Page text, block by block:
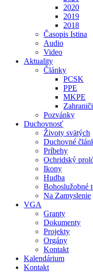
2020
2019
2018
Časopis Istina
Audio
Video
Aktuality
Články
PCSK
PPE
MKPE
Pozvánky
Duchovnosť
Životy svätých
Duchovné
Príbehy
Ochridský
Ikony
Hudba
Bohoslužobné
Na Zamyslenie
VGA
Granty
Dokumenty
Projekty
Orgány
Kontakt
Kalendárium
Kontakt